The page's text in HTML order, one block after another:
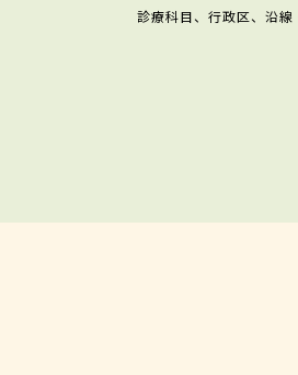
診療科目、行政区、沿